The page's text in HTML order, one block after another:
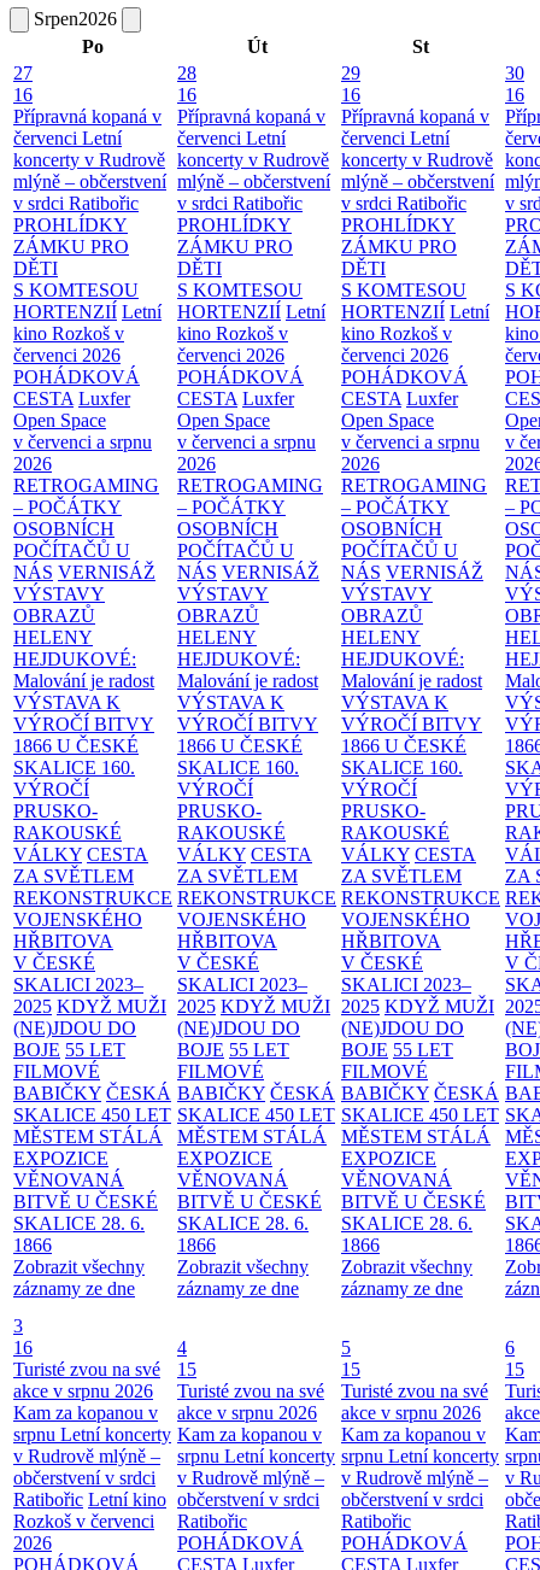
Srpen2026
Po
Út
St
27
16
Přípravná kopaná v
červenci Letní
koncerty v Rudrově
mlýně – občerstvení
v srdci Ratibořic
PROHLÍDKY
ZÁMKU PRO
DĚTI
S KOMTESOU
HORTENZIÍ Letní
kino Rozkoš v
červenci 2026
POHÁDKOVÁ
CESTA Luxfer
Open Space
v červenci a srpnu
2026
RETROGAMING
– POČÁTKY
OSOBNÍCH
POČÍTAČŮ U
NÁS VERNISÁŽ
VÝSTAVY
OBRAZŮ
HELENY
HEJDUKOVÉ:
Malování je radost
VÝSTAVA K
VÝROČÍ BITVY
1866 U ČESKÉ
SKALICE 160.
VÝROČÍ
PRUSKO-
RAKOUSKÉ
VÁLKY CESTA
ZA SVĚTLEM
REKONSTRUKCE
VOJENSKÉHO
HŘBITOVA
V ČESKÉ
SKALICI 2023–
2025 KDYŽ MUŽI
(NE)JDOU DO
BOJE 55 LET
FILMOVÉ
BABIČKY ČESKÁ
SKALICE 450 LET
MĚSTEM STÁLÁ
EXPOZICE
VĚNOVANÁ
BITVĚ U ČESKÉ
SKALICE 28. 6.
1866
Zobrazit všechny
záznamy ze dne
28
16
Přípravná kopaná v
červenci Letní
koncerty v Rudrově
mlýně – občerstvení
v srdci Ratibořic
PROHLÍDKY
ZÁMKU PRO
DĚTI
S KOMTESOU
HORTENZIÍ Letní
kino Rozkoš v
červenci 2026
POHÁDKOVÁ
CESTA Luxfer
Open Space
v červenci a srpnu
2026
RETROGAMING
– POČÁTKY
OSOBNÍCH
POČÍTAČŮ U
NÁS VERNISÁŽ
VÝSTAVY
OBRAZŮ
HELENY
HEJDUKOVÉ:
Malování je radost
VÝSTAVA K
VÝROČÍ BITVY
1866 U ČESKÉ
SKALICE 160.
VÝROČÍ
PRUSKO-
RAKOUSKÉ
VÁLKY CESTA
ZA SVĚTLEM
REKONSTRUKCE
VOJENSKÉHO
HŘBITOVA
V ČESKÉ
SKALICI 2023–
2025 KDYŽ MUŽI
(NE)JDOU DO
BOJE 55 LET
FILMOVÉ
BABIČKY ČESKÁ
SKALICE 450 LET
MĚSTEM STÁLÁ
EXPOZICE
VĚNOVANÁ
BITVĚ U ČESKÉ
SKALICE 28. 6.
1866
Zobrazit všechny
záznamy ze dne
29
16
Přípravná kopaná v
červenci Letní
koncerty v Rudrově
mlýně – občerstvení
v srdci Ratibořic
PROHLÍDKY
ZÁMKU PRO
DĚTI
S KOMTESOU
HORTENZIÍ Letní
kino Rozkoš v
červenci 2026
POHÁDKOVÁ
CESTA Luxfer
Open Space
v červenci a srpnu
2026
RETROGAMING
– POČÁTKY
OSOBNÍCH
POČÍTAČŮ U
NÁS VERNISÁŽ
VÝSTAVY
OBRAZŮ
HELENY
HEJDUKOVÉ:
Malování je radost
VÝSTAVA K
VÝROČÍ BITVY
1866 U ČESKÉ
SKALICE 160.
VÝROČÍ
PRUSKO-
RAKOUSKÉ
VÁLKY CESTA
ZA SVĚTLEM
REKONSTRUKCE
VOJENSKÉHO
HŘBITOVA
V ČESKÉ
SKALICI 2023–
2025 KDYŽ MUŽI
(NE)JDOU DO
BOJE 55 LET
FILMOVÉ
BABIČKY ČESKÁ
SKALICE 450 LET
MĚSTEM STÁLÁ
EXPOZICE
VĚNOVANÁ
BITVĚ U ČESKÉ
SKALICE 28. 6.
1866
Zobrazit všechny
záznamy ze dne
30
16
v
S
v
–
ZA
V
3
16
Turisté zvou na své
akce v srpnu 2026
Kam za kopanou v
srpnu Letní koncerty
v Rudrově mlýně –
občerstvení v srdci
Ratibořic Letní kino
Rozkoš v červenci
2026
POHÁDKOVÁ
4
15
Turisté zvou na své
akce v srpnu 2026
Kam za kopanou v
srpnu Letní koncerty
v Rudrově mlýně –
občerstvení v srdci
Ratibořic
POHÁDKOVÁ
CESTA Luxfer
5
15
Turisté zvou na své
akce v srpnu 2026
Kam za kopanou v
srpnu Letní koncerty
v Rudrově mlýně –
občerstvení v srdci
Ratibořic
POHÁDKOVÁ
CESTA Luxfer
6
15
v